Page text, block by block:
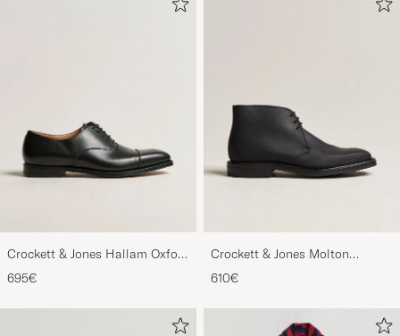
Crockett & Jones Hallam Oxford
Black Calf
695€
Crockett & Jones Molton
Chukka Black Rough-Out Suede
610€